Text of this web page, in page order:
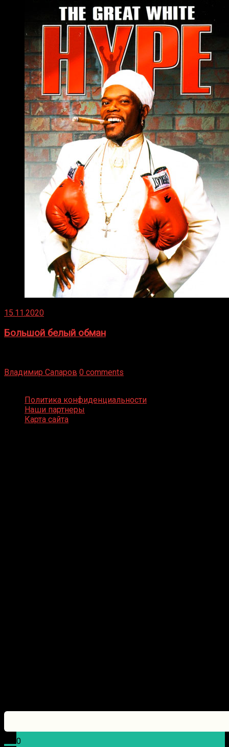
15.11.2020
Большой белый обман
Владимир Сапаров 0 comments
Политика конфиденциальности
Наши партнеры
Карта сайта
0